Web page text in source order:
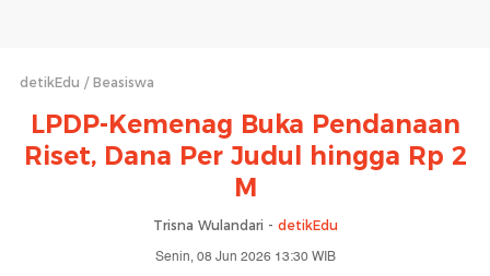
detikEdu Beasiswa
LPDP-Kemenag Buka Pendanaan
Riset, Dana Per Judul hingga Rp 2
M
Trisna Wulandari - detikEdu
Senin, 08 Jun 2026 13:30 WIB